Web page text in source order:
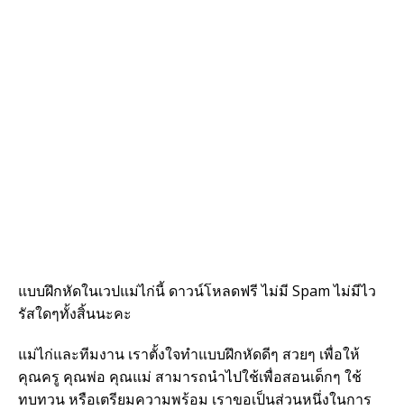
แบบฝึกหัดในเวปแม่ไก่นี้ ดาวน์โหลดฟรี ไม่มี Spam ไม่มีไว
รัสใดๆทั้งสิ้นนะคะ
แม่ไก่และทีมงาน เราตั้งใจทำแบบฝึกหัดดีๆ สวยๆ เพื่อให้
คุณครู คุณพ่อ คุณแม่ สามารถนำไปใช้เพื่อสอนเด็กๆ ใช้
ทบทวน หรือเตรียมความพร้อม เราขอเป็นส่วนหนึ่งในการ